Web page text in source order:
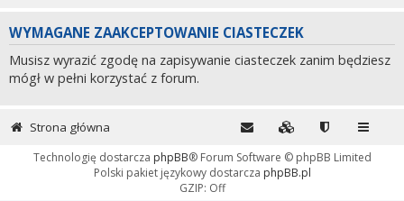
WYMAGANE ZAAKCEPTOWANIE CIASTECZEK
Musisz wyrazić zgodę na zapisywanie ciasteczek zanim będziesz
mógł w pełni korzystać z forum.
Strona główna
Technologię dostarcza phpBB® Forum Software © phpBB Limited
Polski pakiet językowy dostarcza phpBB.pl
GZIP: Off